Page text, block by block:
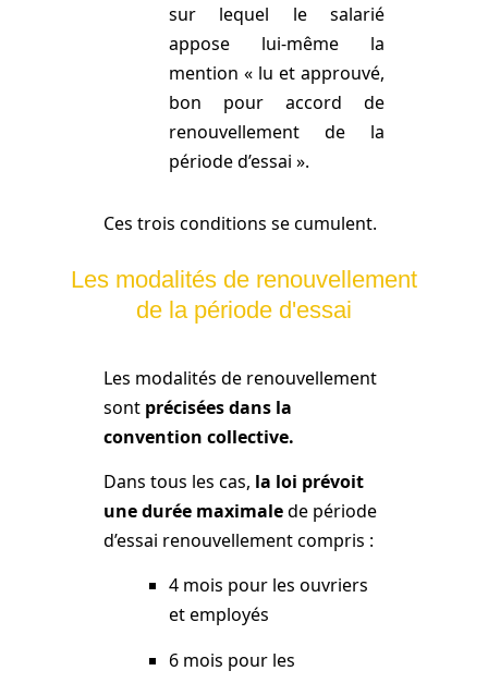
sur lequel le salarié
appose lui-même la
mention « lu et approuvé,
bon pour accord de
renouvellement de la
période d’essai ».
Ces trois conditions se cumulent.
Les modalités de renouvellement
de la période d'essai
Les modalités de renouvellement
sont précisées dans la
convention collective.
Dans tous les cas, la loi prévoit
une durée maximalede période
d’essai renouvellement compris :
4 mois pour les ouvriers
et employés
6 mois pour les